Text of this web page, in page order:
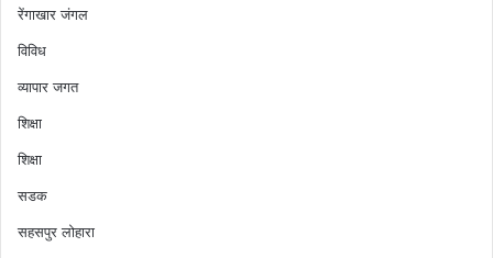
रेंगाखार जंगल
विविध
व्यापार जगत
शिक्षा
शिक्षा
सडक
सहसपुर लोहारा